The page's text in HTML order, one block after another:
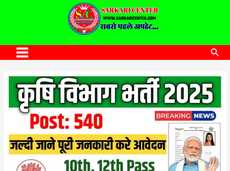
SARKARI CENTER
www.sarkaricenter.com
Main
Menu